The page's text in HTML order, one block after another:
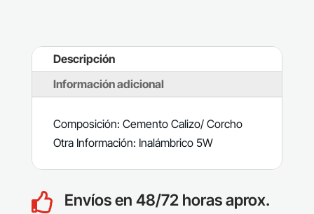
Descripción
Información adicional
Composición: Cemento Calizo/ Corcho
Otra Información: Inalámbrico 5W
 Envíos en 48/72 horas aprox.